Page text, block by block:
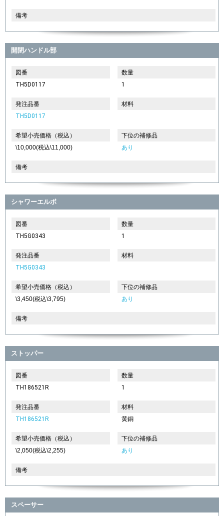
備考
開閉ハンドル部
図番
TH5D0117
数量
1
発注品番
TH5D0117
材料
希望小売価格（税込）
\10,000(税込\11,000)
下位の補修品
あり
備考
シャワーエルボ
図番
TH5G0343
数量
1
発注品番
TH5G0343
材料
希望小売価格（税込）
\3,450(税込\3,795)
下位の補修品
あり
備考
ストッパー
図番
TH186521R
数量
1
発注品番
TH186521R
材料
黄銅
希望小売価格（税込）
\2,050(税込\2,255)
下位の補修品
あり
備考
スペーサー